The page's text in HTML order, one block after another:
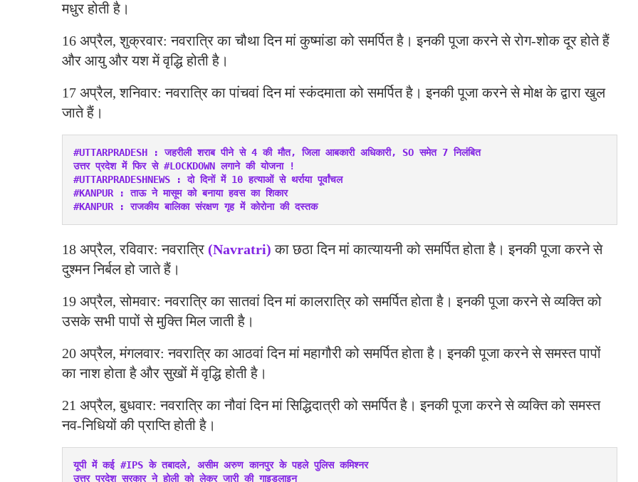
मधुर होती है।
16 अप्रैल, शुक्रवार: नवरात्रि का चौथा दिन मां कुष्मांडा को समर्पित है। इनकी पूजा करने से रोग-शोक दूर होते हैं
और आयु और यश में वृद्धि होती है।
17 अप्रैल, शनिवार: नवरात्रि का पांचवां दिन मां स्कंदमाता को समर्पित है। इनकी पूजा करने से मोक्ष के द्वारा खुल
जाते हैं।
#UTTARPRADESH : जहरीली शराब पीने से 4 की मौत, जिला आबकारी अधिकारी, SO समेत 7 निलंबित
उत्तर प्रदेश में फिर से #LOCKDOWN लगाने की योजना !
#UTTARPRADESHNEWS : दो दिनों में 10 हत्याओं से थर्राया पूर्वांचल
#KANPUR : ताऊ ने मासूम को बनाया हवस का शिकार
#KANPUR : राजकीय बालिका संरक्षण गृह में कोरोना की दस्तक
18 अप्रैल, रविवार: नवरात्रि (Navratri)का छठा दिन मां कात्यायनी को समर्पित होता है। इनकी पूजा करने से
दुश्मन निर्बल हो जाते हैं।
19 अप्रैल, सोमवार: नवरात्रि का सातवां दिन मां कालरात्रि को समर्पित होता है। इनकी पूजा करने से व्यक्ति को
उसके सभी पापों से मुक्ति मिल जाती है।
20 अप्रैल, मंगलवार: नवरात्रि का आठवां दिन मां महागौरी को समर्पित होता है। इनकी पूजा करने से समस्त पापों
का नाश होता है और सुखों में वृद्धि होती है।
21 अप्रैल, बुधवार: नवरात्रि का नौवां दिन मां सिद्धिदात्री को समर्पित है। इनकी पूजा करने से व्यक्ति को समस्त
नव-निधियों की प्राप्ति होती है।
यूपी में कई #IPS के तबादले, असीम अरुण कानपुर के पहले पुलिस कमिश्नर
उत्तर प्रदेश सरकार ने होली को लेकर जारी की गाइडलाइन